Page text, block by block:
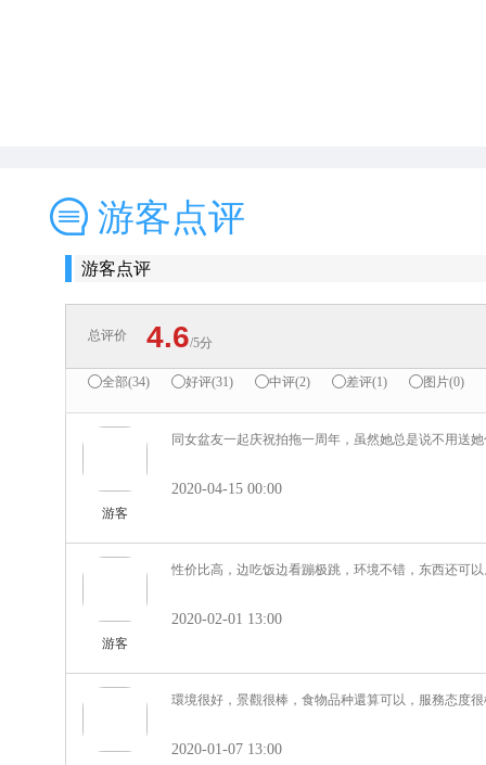
游客点评
游客点评
总评价 4.6/5分
全部(34) 好评(31) 中评(2) 差评(1) 图片(0)
游客
同女盆友一起庆祝拍拖一周年，虽然她总是说不用送
2020-04-15 00:00
游客
性价比高，边吃饭边看蹦极跳，环境不错，东西还可
2020-02-01 13:00
環境很好，景觀很棒，食物品种還算可以，服務态度
2020-01-07 13:00